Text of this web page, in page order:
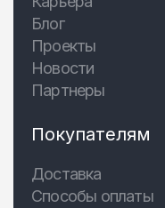
Блог
Проекты
Новости
Партнеры
Покупателям
Доставка
Способы оплаты